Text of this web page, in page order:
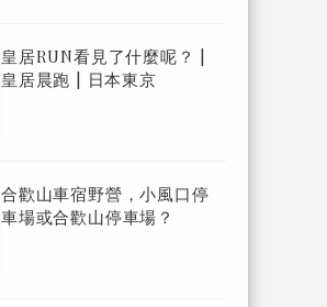
皇居RUN看見了什麼呢？ |
皇居晨跑 | 日本東京
合歡山車宿野營，小風口停
車場或合歡山停車場？